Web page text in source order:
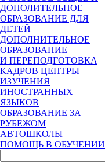
ДОПОЛИТЕЛЬНОЕ
ОБРАЗОВАНИЕ ДЛЯ
ДЕТЕЙ
ДОПОЛНИТЕЛЬНОЕ
ОБРАЗОВАНИЕ
И ПЕРЕПОДГОТОВКА
КАДРОВ ЦЕНТРЫ
ИЗУЧЕНИЯ
ИНОСТРАННЫХ
ЯЗЫКОВ
ОБРАЗОВАНИЕ ЗА
РУБЕЖОМ
АВТОШКОЛЫ
ПОМОЩЬ В ОБУЧЕНИИ